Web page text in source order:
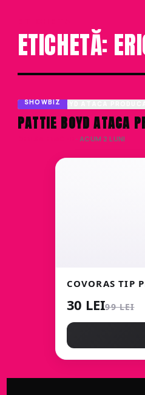
ETICHETĂ:
SHOWBIZ
PATTIE BOYD ATACA
· ACUM 2 LUNI
COVORAS TIP
30 LEI99 LEI